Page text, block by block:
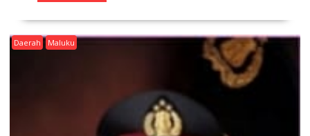
Daerah Maluku